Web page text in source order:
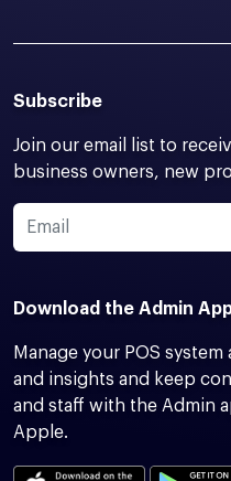
Subscribe
Join our email list to
business owners, new
Download the Admin
Manage your POS
and insights and keep
and staff with the Admin
Apple.